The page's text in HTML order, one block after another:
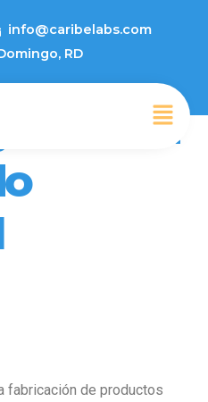
info@caribelabs.com
RD
Belleza
fabricación de productos